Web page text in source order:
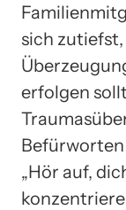
sich
erfolgen
Befürworten
„Hör auf,